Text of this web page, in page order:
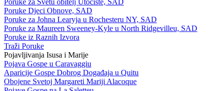
Poruke Djeci Obnove, SAD
Poruke za Johna Learyja u Rochesteru NY, SAD
Poruke za Maureen Sweeney-Kyle u North Ridgevilleu, SAD
Poruke iz Raznih Izvora
Traži Poruke
Pojavljivanja Isusa i Marije
Pojava Gospe u Caravaggiu
Aparicije Gospe Dobrog Događaja u Quitu
Obojene Svetoj Margareti Mariji Alacoque